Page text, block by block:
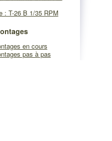
: T-26 B 1/35 RPM
en cours
pas à pas